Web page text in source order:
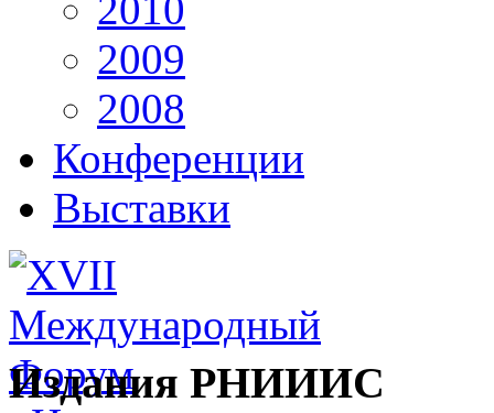
2010
2009
2008
Конференции
Выставки
Издания РНИИИС